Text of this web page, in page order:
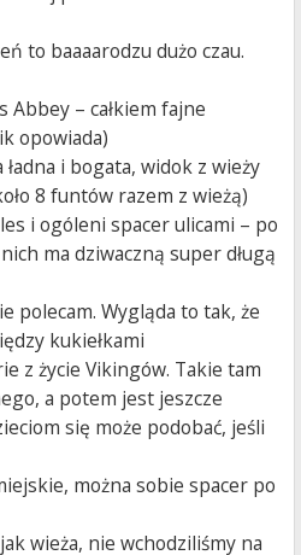
to baaaarodzu dużo czau.
Abbey – całkiem fajne
opowiada)
i bogata, widok z wieży
8 funtów razem z wieżą)
i ogóleni spacer ulicami – po
ma dziwaczną super długą
polecam. Wygląda to tak, że
kukiełkami
z życie Vikingów. Takie tam
a potem jest jeszcze
się może podobać, jeśli
można sobie spacer po
wieża, nie wchodziliśmy na